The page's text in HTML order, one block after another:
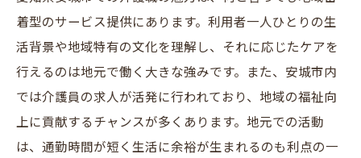
着型のサービス提供にあります。利用者一人ひとりの生
活背景や地域特有の文化を理解し、それに応じたケアを
行えるのは地元で働く大きな強みです。また、安城市内
では介護員の求人が活発に行われており、地域の福祉向
上に貢献するチャンスが多くあります。地元での活動
は、通勤時間が短く生活に余裕が生まれるのも利点の一